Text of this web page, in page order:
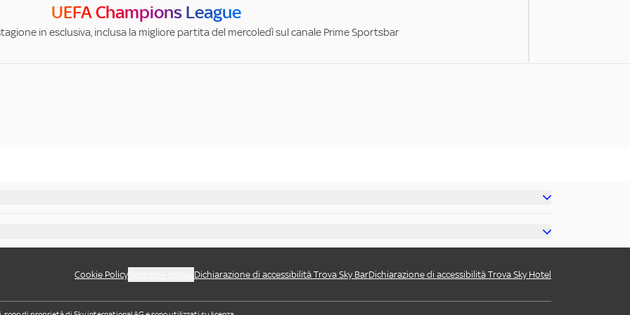
UEFA Champions League
in esclusiva, inclusa la migliore partita del mercoledì sul canale Prime Sportsbar
Cookie Policy Dichiarazione di accessibilità Trova Sky BarDichiarazione di accessibilità Trova Sky Hotel